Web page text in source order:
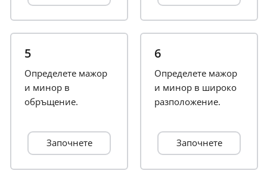
日本語
5
Определете мажор
и минор в
обръщение.
Започнете
6
Определете мажор
и минор в широко
разположение.
Започнете